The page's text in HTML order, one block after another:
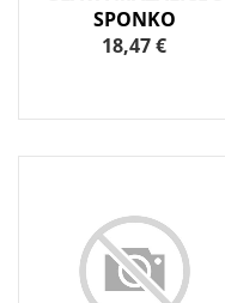
SPONKO
18,47 €